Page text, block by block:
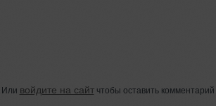
Или войдите на сайтчтобы оставить комментарий